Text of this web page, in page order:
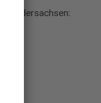
Niedersachsen: